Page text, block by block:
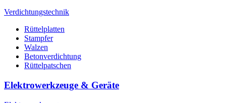
Verdichtungstechnik
Rüttelplatten
Stampfer
Walzen
Betonverdichtung
Rüttelpatschen
Elektrowerkzeuge & Geräte